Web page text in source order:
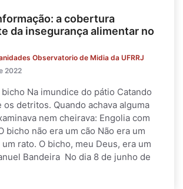
a cobertura
da insegurança alimentar no
Observatorio de Midia da UFRRJ
2022
Na imundice do pátio Catando
os detritos. Quando achava alguma
nem cheirava: Engolia com
bicho não era um cão Não era um
rato. O bicho, meu Deus, era um
Bandeira No dia 8 de junho de